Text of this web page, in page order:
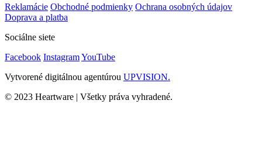
Reklamácie Obchodné podmienky Ochrana osobných údajov
Doprava a platba
Sociálne siete
Facebook InstagramYouTube
Vytvorené digitálnou agentúrou UPVISION.
© 2023 Heartware | Všetky práva vyhradené.